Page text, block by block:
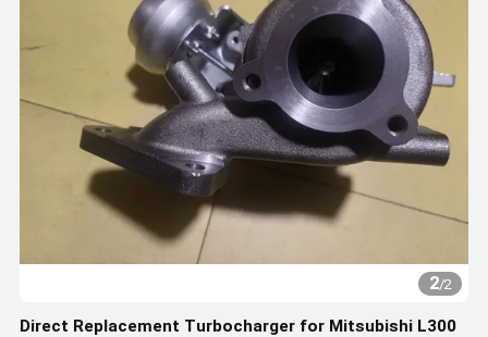
2/2
Direct Replacement Turbocharger for Mitsubishi L300